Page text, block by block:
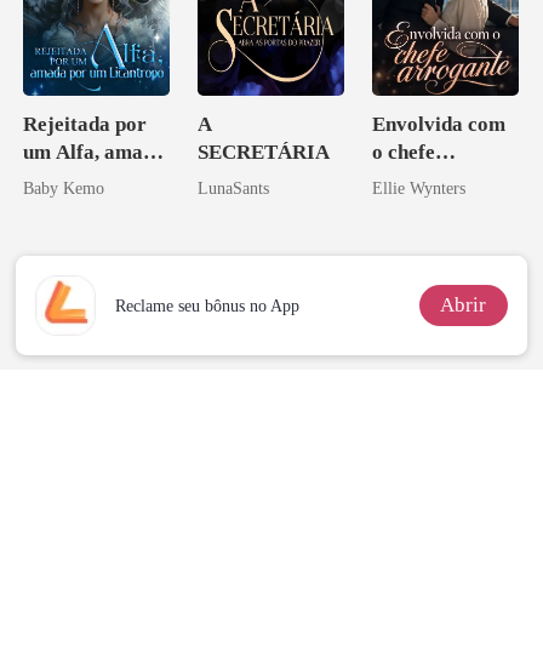
Rejeitada por
um Alfa, amada
por um
Baby Kemo
A
SECRETÁRIA
LunaSants
Envolvida com
o chefe
arrogante
Ellie Wynters
Reclame seu bônus no App Abrir